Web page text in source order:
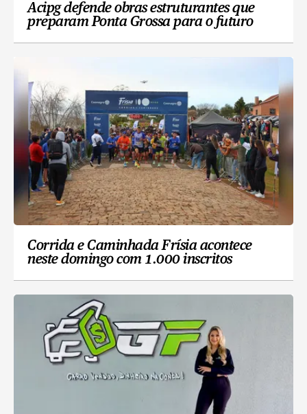
Acipg defende obras estruturantes que
preparam Ponta Grossa para o futuro
Corrida e Caminhada Frísia acontece
neste domingo com 1.000 inscritos